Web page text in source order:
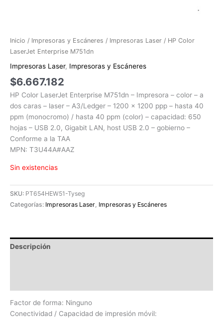
Inicio / Impresoras y Escáneres / Impresoras Laser / HP Color
LaserJet Enterprise M751dn
Impresoras Laser, Impresoras y Escáneres
$6.667.182
HP Color LaserJet Enterprise M751dn – Impresora – color – a
dos caras – laser – A3/Ledger – 1200 x 1200 ppp – hasta 40
ppm (monocromo) / hasta 40 ppm (color) – capacidad: 650
hojas – USB 2.0, Gigabit LAN, host USB 2.0 – gobierno –
Conforme a la TAA
MPN: T3U44A#AAZ
Sin existencias
SKU: PT654HEW51-Tyseg
Categorías: Impresoras Laser Impresoras y Escáneres
Descripción
Factor de forma: Ninguno
Conectividad / Capacidad de impresión móvil: